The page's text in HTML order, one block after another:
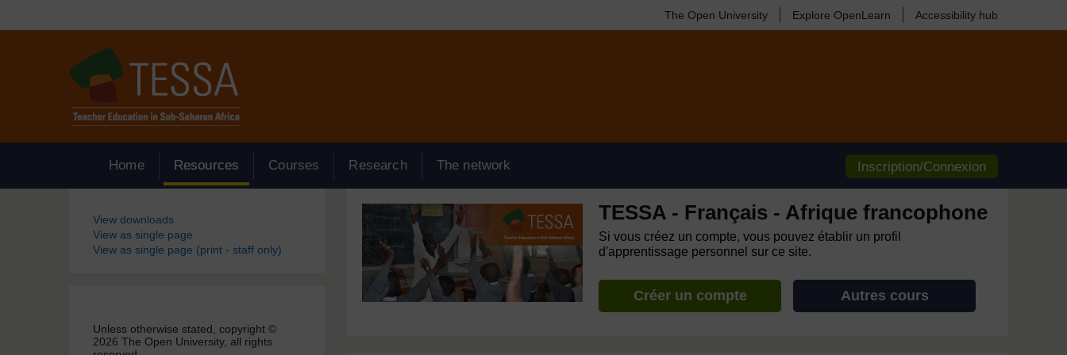
The Open University Explore OpenLearn Accessibility hub
Home Resources Courses Research The network Inscription/Connexion
Blocs
View downloads
View as single page
View as single page (print - staff only)
Unless otherwise stated, copyright ©
2026 The Open University, all rights
TESSA - Français - Afrique francophone
Si vous créez un compte, vous pouvez établir un profil
d'apprentissage personnel sur ce site.
Créer un compte Autres cours